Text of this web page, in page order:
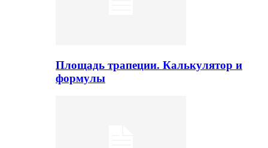
Площадь трапеции. Калькулятор и
формулы